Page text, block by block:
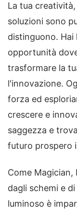
La tua
soluzioni sono
distinguono. Hai
opportunità
trasformare la
l'innovazione.
forza ed
crescere e
saggezza e
futuro prospero
Come
dagli schemi e
luminoso è